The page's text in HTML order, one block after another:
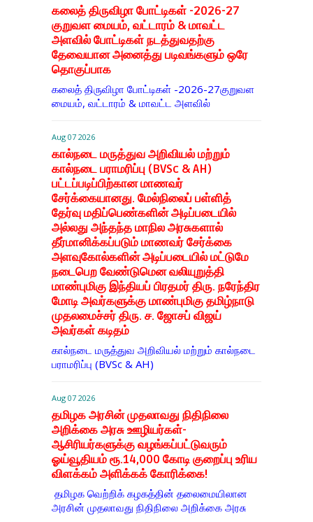
கலைத் திருவிழா போட்டிகள் -2026-27
குறுவள மையம், வட்டாரம் & மாவட்ட
அளவில் போட்டிகள் நடத்துவதற்கு
தேவையான அனைத்து படிவங்களும் ஒரே
தொகுப்பாக
கலைத் திருவிழா போட்டிகள் -2026-27குறுவள
மையம், வட்டாரம் & மாவட்ட அளவில்
Aug 07 2026
கால்நடை மருத்துவ அறிவியல் மற்றும்
கால்நடை பராமரிப்பு (BVSc & AH)
பட்டப்படிப்பிற்கான மாணவர்
சேர்க்கையானது. மேல்நிலைப் பள்ளித்
தேர்வு மதிப்பெண்களின் அடிப்படையில்
அல்லது அந்தந்த மாநில அரசுகளால்
தீர்மானிக்கப்படும் மாணவர் சேர்க்கை
அளவுகோல்களின் அடிப்படையில் மட்டுமே
நடைபெற வேண்டுமென வலியுறுத்தி
மாண்புமிகு இந்தியப் பிரதமர் திரு. நரேந்திர
மோடி அவர்களுக்கு மாண்புமிகு தமிழ்நாடு
முதலமைச்சர் திரு. ச. ஜோசப் விஜய்
அவர்கள் கடிதம்
கால்நடை மருத்துவ அறிவியல் மற்றும் கால்நடை
பராமரிப்பு (BVSc & AH)
Aug 07 2026
தமிழக அரசின் முதலாவது நிதிநிலை
அறிக்கை அரசு ஊழியர்கள்-
ஆசிரியர்களுக்கு வழங்கப்பட்டுவரும்
ஓய்வூதியம் ரூ.14,000 கோடி குறைப்பு உரிய
விளக்கம் அளிக்கக் கோரிக்கை!
தமிழக வெற்றிக் கழகத்தின் தலைமையிலான
அரசின் முதலாவது நிதிநிலை அறிக்கை அரசு